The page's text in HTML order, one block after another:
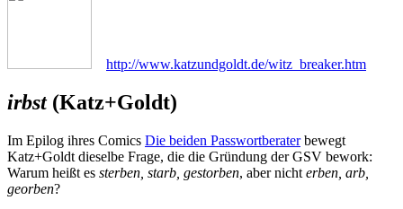
http://www.katzundgoldt.de/witz_breaker.htm
irbst(Katz+Goldt)
Im Epilog ihres Comics Die beiden Passwortberaterbewegt
Katz+Goldt dieselbe Frage, die die Gründung der GSV bework:
Warum heißt es sterben, starb, gestorben, aber nicht erben, arb,
georben?